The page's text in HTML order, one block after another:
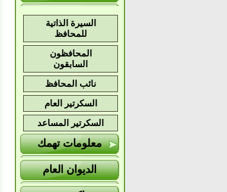
السيرة الذاتية
للمحافظ
المحافظون
السابقون
نائب المحافظ
السكرتير العام
السكرتير المساعد
معلومات تهمك
الديوان العام